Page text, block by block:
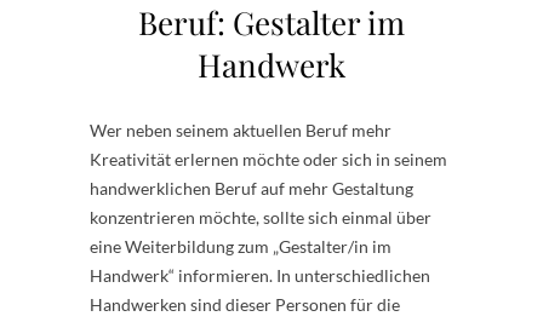
Beruf: Gestalter im
Handwerk
Wer neben seinem aktuellen Beruf mehr
Kreativität erlernen möchte oder sich in seinem
handwerklichen Beruf auf mehr Gestaltung
konzentrieren möchte, sollte sich einmal über
eine Weiterbildung zum „Gestalter/in im
Handwerk“ informieren. In unterschiedlichen
Handwerken sind dieser Personen für die